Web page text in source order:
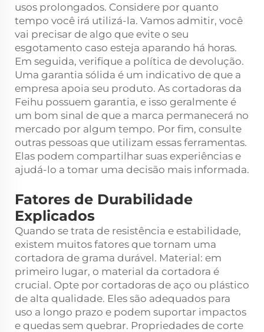
usos prolongados. Considere por quanto
tempo você irá utilizá-la. Vamos admitir, você
vai precisar de algo que evite o seu
esgotamento caso esteja aparando há horas.
Em seguida, verifique a política de devolução.
Uma garantia sólida é um indicativo de que a
empresa apoia seu produto. As cortadoras da
Feihu possuem garantia, e isso geralmente é
um bom sinal de que a marca permanecerá no
mercado por algum tempo. Por fim, consulte
outras pessoas que utilizam essas ferramentas.
Elas podem compartilhar suas experiências e
ajudá-lo a tomar uma decisão mais informada.
Fatores de Durabilidade
Explicados
Quando se trata de resistência e estabilidade,
existem muitos fatores que tornam uma
cortadora de grama durável. Material: em
primeiro lugar, o material da cortadora é
crucial. Opte por cortadoras de aço ou plástico
de alta qualidade. Eles são adequados para
uso a longo prazo e podem suportar impactos
e quedas sem quebrar. Propriedades de corte